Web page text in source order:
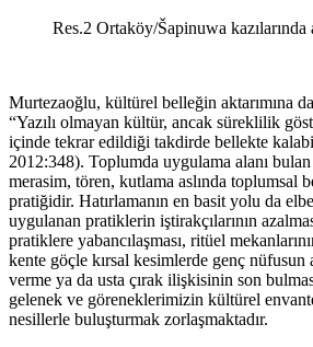
Res.2 Ortaköy/Šapinuwa
Murtezaoğlu, kültürel belleğin aktarımına
“Yazılı olmayan kültür, ancak süreklilik
içinde tekrar edildiği takdirde bellekte
2012:348). Toplumda uygulama alanı
merasim, tören, kutlama aslında toplumsal
pratiğidir. Hatırlamanın en basit yolu da
uygulanan pratiklerin iştirakçılarının
pratiklere yabancılaşması, ritüel
kente göçle kırsal kesimlerde genç nüfusun
verme ya da usta çırak ilişkisinin son
gelenek ve göreneklerimizin kültürel
nesillerle buluşturmak zorlaşmaktadır.